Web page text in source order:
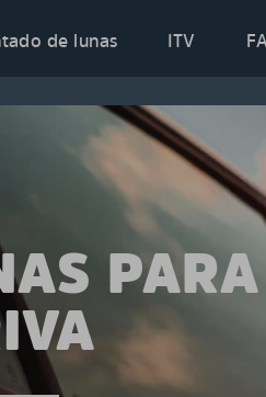
de lunas ITV